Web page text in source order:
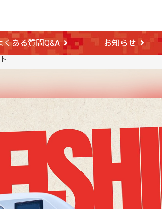
くある質問Q&A お知らせ